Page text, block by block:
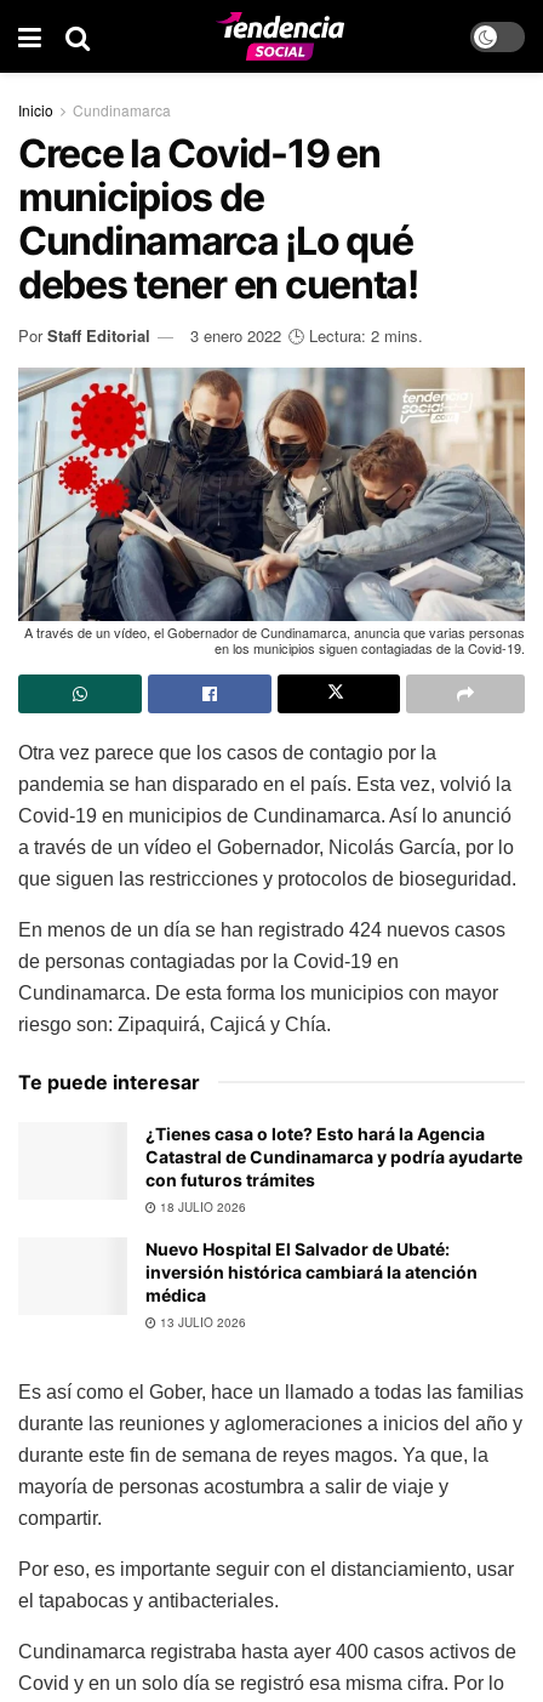
Inicio Cundinamarca
Crece la Covid-19 en
municipios de
Cundinamarca ¡Lo qué
debes tener en cuenta!
Por Staff Editorial 3 enero 2022 🕒 Lectura: 2 mins.
A través de un vídeo, el Gobernador de Cundinamarca, anuncia que varias personas
en los municipios siguen contagiadas de la Covid-19.
Otra vez parece que los casos de contagio por la
pandemia se han disparado en el país. Esta vez, volvió la
Covid-19 en municipios de Cundinamarca. Así lo anunció
a través de un vídeo el Gobernador, Nicolás García, por lo
que siguen las restricciones y protocolos de bioseguridad.
En menos de un día se han registrado 424 nuevos casos
de personas contagiadas por la Covid-19 en
Cundinamarca. De esta forma los municipios con mayor
riesgo son: Zipaquirá, Cajicá y Chía.
Te puede interesar
¿Tienes casa o lote? Esto hará la Agencia
Catastral de Cundinamarca y podría ayudarte
con futuros trámites
18 JULIO 2026
Nuevo Hospital El Salvador de Ubaté:
inversión histórica cambiará la atención
médica
13 JULIO 2026
Es así como el Gober, hace un llamado a todas las familias
durante las reuniones y aglomeraciones a inicios del año y
durante este fin de semana de reyes magos. Ya que, la
mayoría de personas acostumbra a salir de viaje y
compartir.
Por eso, es importante seguir con el distanciamiento, usar
el tapabocas y antibacteriales.
Cundinamarca registraba hasta ayer 400 casos activos de
Covid y en un solo día se registró esa misma cifra. Por lo